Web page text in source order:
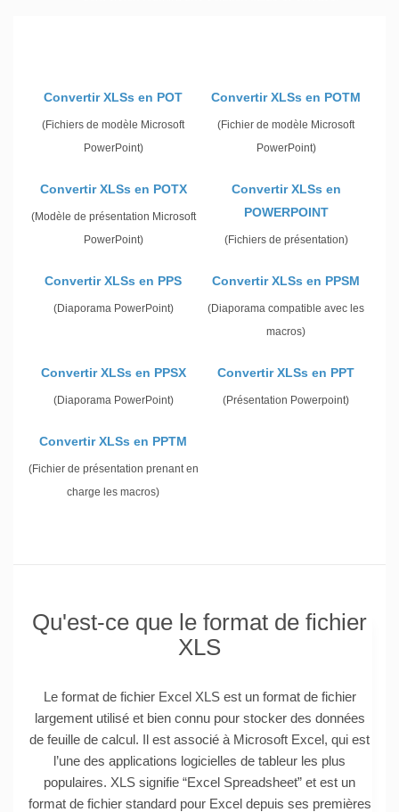
Convertir XLSs en POT
(Fichiers de modèle Microsoft
PowerPoint)
Convertir XLSs en POTM
(Fichier de modèle Microsoft
PowerPoint)
Convertir XLSs en POTX
(Modèle de présentation Microsoft
PowerPoint)
Convertir XLSs en
POWERPOINT
(Fichiers de présentation)
Convertir XLSs en PPS
(Diaporama PowerPoint)
Convertir XLSs en PPSM
(Diaporama compatible avec les
macros)
Convertir XLSs en PPSX
(Diaporama PowerPoint)
Convertir XLSs en PPT
(Présentation Powerpoint)
Convertir XLSs en PPTM
(Fichier de présentation prenant en
charge les macros)
Qu'est-ce que le format de fichier
XLS
Le format de fichier Excel XLS est un format de fichier
largement utilisé et bien connu pour stocker des données
de feuille de calcul. Il est associé à Microsoft Excel, qui est
l’une des applications logicielles de tableur les plus
populaires. XLS signifie “Excel Spreadsheet” et est un
format de fichier standard pour Excel depuis ses premières